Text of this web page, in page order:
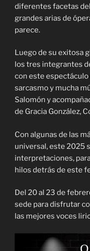
diferentes facetas
grandes arias de
parece.
Luego de su exitosa
los tres integrantes
con este
sarcasmo y mucha
Salomón y
de Gracia González,
Con algunas de las
universal, este 2025
interpretaciones,
hilos detrás de este
Del 20 al 23 de
sede para disfrutar
las mejores voces